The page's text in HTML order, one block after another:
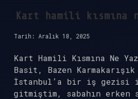
Kart hamili kısmına
Tarih: Aralık 18, 2025
Kart Hamili Kısmına Ne
Basit, Bazen
İstanbul’a bir iş gezisi
gitmiştim, sabahın erken